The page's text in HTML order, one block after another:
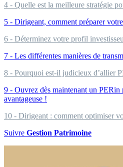
4 - Quelle est la meilleure stratégie
5 - Dirigeant, comment préparer
6 - Déterminez votre profil
7 - Les différentes manières de
8 - Pourquoi est-il judicieux d’allier
9 - Ouvrez dès maintenant un
avantageuse !
10 - Dirigeant : comment optimiser
Suivre Gestion Patrimoine